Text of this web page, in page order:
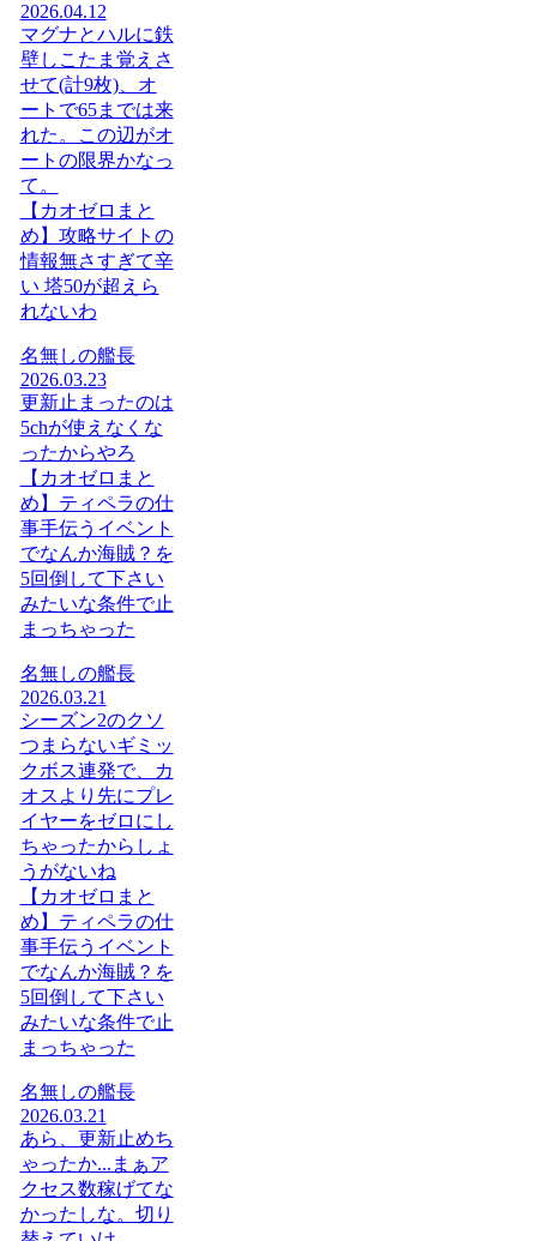
2026.04.12
マグナとハルに鉄
壁しこたま覚えさ
せて(計9枚)、オ
ートで65までは来
れた。この辺がオ
ートの限界かなっ
て。
【カオゼロまと
め】攻略サイトの
情報無さすぎて辛
い 塔50が超えら
れないわ
名無しの艦長
2026.03.23
更新止まったのは
5chが使えなくな
ったからやろ
【カオゼロまと
め】ティペラの仕
事手伝うイベント
でなんか海賊？を
5回倒して下さい
みたいな条件で止
まっちゃった
名無しの艦長
2026.03.21
シーズン2のクソ
つまらないギミッ
クボス連発で、カ
オスより先にプレ
イヤーをゼロにし
ちゃったからしょ
うがないね
【カオゼロまと
め】ティペラの仕
事手伝うイベント
でなんか海賊？を
5回倒して下さい
みたいな条件で止
まっちゃった
名無しの艦長
2026.03.21
あら、更新止めち
ゃったか...まぁア
クセス数稼げてな
かったしな。切り